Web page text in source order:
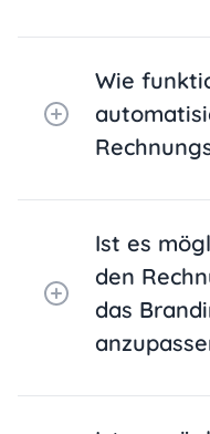
Wie
Ist es
den
das